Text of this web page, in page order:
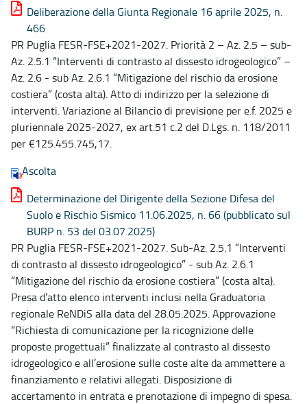
Deliberazione della Giunta Regionale 16 aprile 2025, n.
466
PR Puglia FESR-FSE+2021-2027. Priorità 2 – Az. 2.5 – sub-
Az. 2.5.1 “Interventi di contrasto al dissesto idrogeologico” –
Az. 2.6 - sub Az. 2.6.1 “Mitigazione del rischio da erosione
costiera” (costa alta). Atto di indirizzo per la selezione di
interventi. Variazione al Bilancio di previsione per e.f. 2025 e
pluriennale 2025-2027, ex art.51 c.2 del D.Lgs. n. 118/2011
per €125.455.745,17.
Ascolta
Determinazione del Dirigente della Sezione Difesa del
Suolo e Rischio Sismico 11.06.2025, n. 66 (pubblicato sul
BURP n. 53 del 03.07.2025)
PR Puglia FESR-FSE+2021-2027. Sub-Az. 2.5.1 “Interventi
di contrasto al dissesto idrogeologico” - sub Az. 2.6.1
“Mitigazione del rischio da erosione costiera” (costa alta).
Presa d’atto elenco interventi inclusi nella Graduatoria
regionale ReNDiS alla data del 28.05.2025. Approvazione
“Richiesta di comunicazione per la ricognizione delle
proposte progettuali” finalizzate al contrasto al dissesto
idrogeologico e all’erosione sulle coste alte da ammettere a
finanziamento e relativi allegati. Disposizione di
accertamento in entrata e prenotazione di impegno di spesa.